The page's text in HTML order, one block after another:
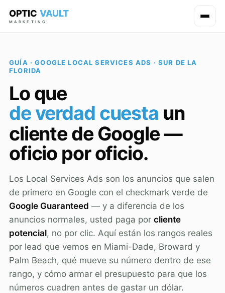
OPTIC VAULT
MARKETING
GUÍA · GOOGLE LOCAL SERVICES ADS · SUR DE LA
FLORIDA
Lo que
de verdad cuesta un
cliente de Google —
oficio por oficio.
Los Local Services Ads son los anuncios que salen
de primero en Google con el checkmark verde de
Google Guaranteed — y a diferencia de los
anuncios normales, usted paga por cliente
potencial, no por clic. Aquí están los rangos reales
por lead que vemos en Miami-Dade, Broward y
Palm Beach, qué mueve su número dentro de ese
rango, y cómo armar el presupuesto para que los
números cuadren antes de gastar un dólar.